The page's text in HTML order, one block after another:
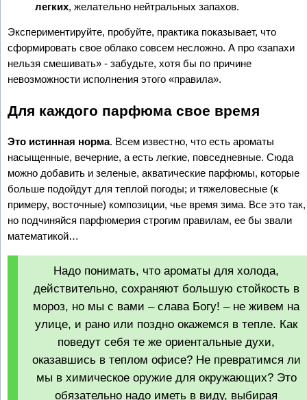
легких, желательно нейтральных запахов.
Экспериментируйте, пробуйте, практика показывает, что
сформировать свое облако совсем несложно. А про «запахи
нельзя смешивать» - забудьте, хотя бы по причине
невозможности исполнения этого «правила».
Для каждого парфюма свое время
Это истинная норма. Всем известно, что есть ароматы
насыщенные, вечерние, а есть легкие, повседневные. Сюда
можно добавить и зеленые, акватические парфюмы, которые
больше подойдут для теплой погоды; и тяжеловесные (к
примеру, восточные) композиции, чье время зима. Все это так,
но подчиняйся парфюмерия строгим правилам, ее бы звали
математикой…
Надо понимать, что ароматы для холода,
действительно, сохраняют большую стойкость в
мороз, но мы с вами – слава Богу! – не живем на
улице, и рано или поздно окажемся в тепле. Как
поведут себя те же ориентальные духи,
оказавшись в теплом офисе? Не превратимся ли
мы в химическое оружие для окружающих? Это
обязательно надо иметь в виду, выбирая